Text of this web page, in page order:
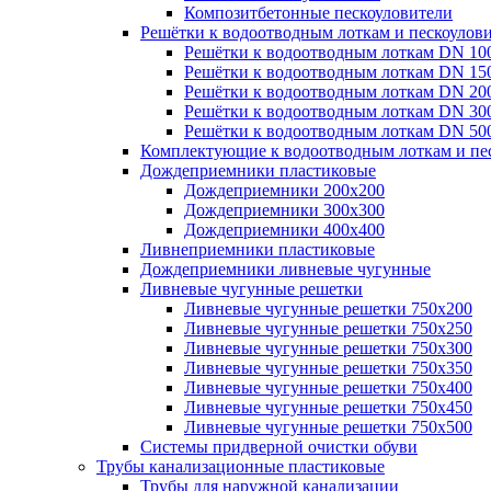
Композитбетонные пескоуловители
Решётки к водоотводным лоткам и
Решётки к водоотводным лоткам DN
Решётки к водоотводным лоткам DN
Решётки к водоотводным лоткам DN
Решётки к водоотводным лоткам DN
Решётки к водоотводным лоткам DN
Комплектующие к водоотводным лоткам и
Дождеприемники пластиковые
Дождеприемники 200х200
Дождеприемники 300х300
Дождеприемники 400х400
Ливнеприемники пластиковые
Дождеприемники ливневые чугунные
Ливневые чугунные решетки
Ливневые чугунные решетки 750х200
Ливневые чугунные решетки 750х250
Ливневые чугунные решетки 750х300
Ливневые чугунные решетки 750х350
Ливневые чугунные решетки 750х400
Ливневые чугунные решетки 750х450
Ливневые чугунные решетки 750х500
Системы придверной очистки обуви
Трубы канализационные пластиковые
Трубы для наружной канализации